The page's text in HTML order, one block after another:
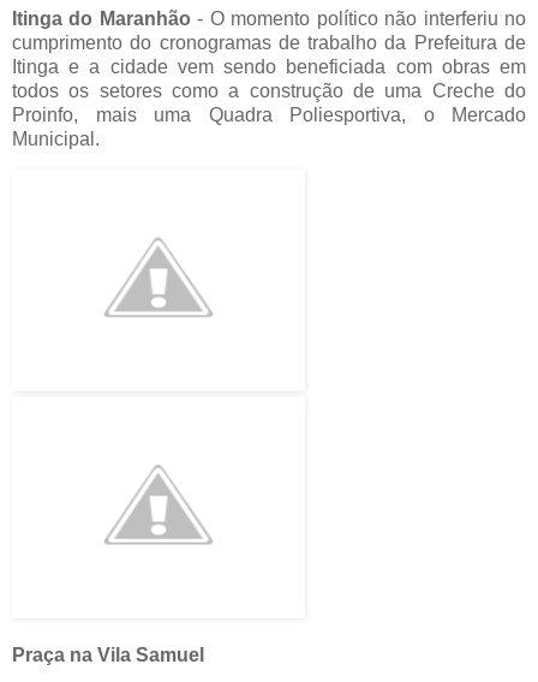
Itinga do Maranhão - O momento político não interferiu no
cumprimento do cronogramas de trabalho da Prefeitura de
Itinga e a cidade vem sendo beneficiada com obras em
todos os setores como a construção de uma Creche do
Proinfo, mais uma Quadra Poliesportiva, o Mercado
Municipal.
Praça na Vila Samuel